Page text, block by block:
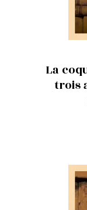
La
trois